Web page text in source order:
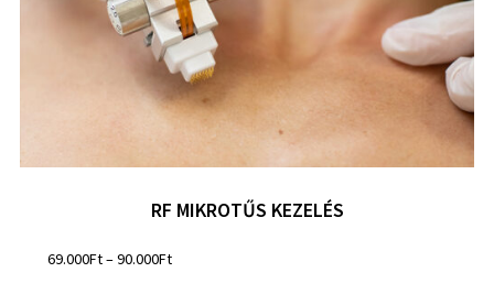
RF MIKROTŰS KEZELÉS
69.000Ft–90.000Ft